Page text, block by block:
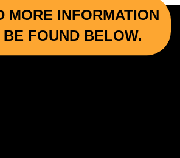
MORE INFORMATION
FOUND BELOW.